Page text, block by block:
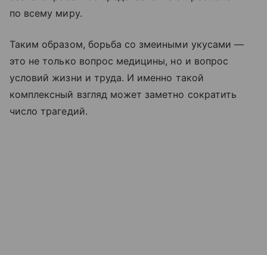
по всему миру.
Таким образом, борьба со змеиными укусами —
это не только вопрос медицины, но и вопрос
условий жизни и труда. И именно такой
комплексный взгляд может заметно сократить
число трагедий.